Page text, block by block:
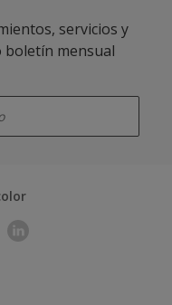
servicios y
mensual